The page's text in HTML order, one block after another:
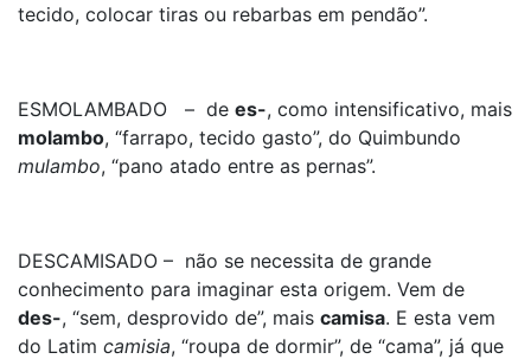
tecido, colocar tiras ou rebarbas em pendão”.
ESMOLAMBADO – de es-, como intensificativo, mais
molambo, “farrapo, tecido gasto”, do Quimbundo
mulambo, “pano atado entre as pernas”.
DESCAMISADO – não se necessita de grande
conhecimento para imaginar esta origem. Vem de
des-, “sem, desprovido de”, mais camisa. E esta vem
do Latim camisia, “roupa de dormir”, de “cama”, já que